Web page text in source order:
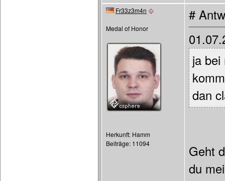
Fr33z3m4n
Medal of Honor
Herkunft: Hamm
Beiträge: 11094
#
ja bei
dan
Geht
du